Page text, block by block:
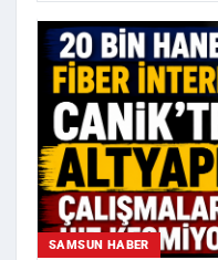
SAMSUN HABER